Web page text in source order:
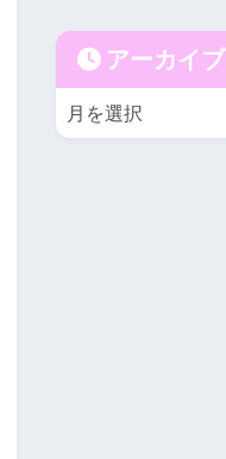
アーカイブ